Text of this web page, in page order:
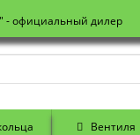
- официальный дилер
Вентиля